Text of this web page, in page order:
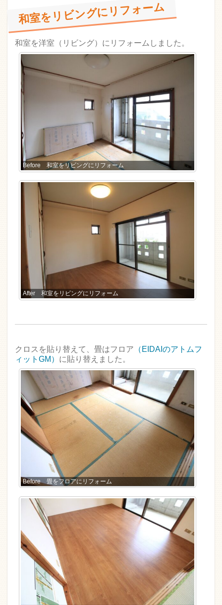
和室をリビングにリフォーム
和室を洋室（リビング）にリフォームしました。
Before 和室をリビングにリフォーム
After 和室をリビングにリフォーム
クロスを貼り替えて、畳はフロア （EIDAIのアトムフ
ィットGM） に貼り替えました。
Before 畳をフロアにリフォーム